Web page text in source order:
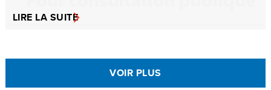
LIRE LA SUITE
VOIR PLUS